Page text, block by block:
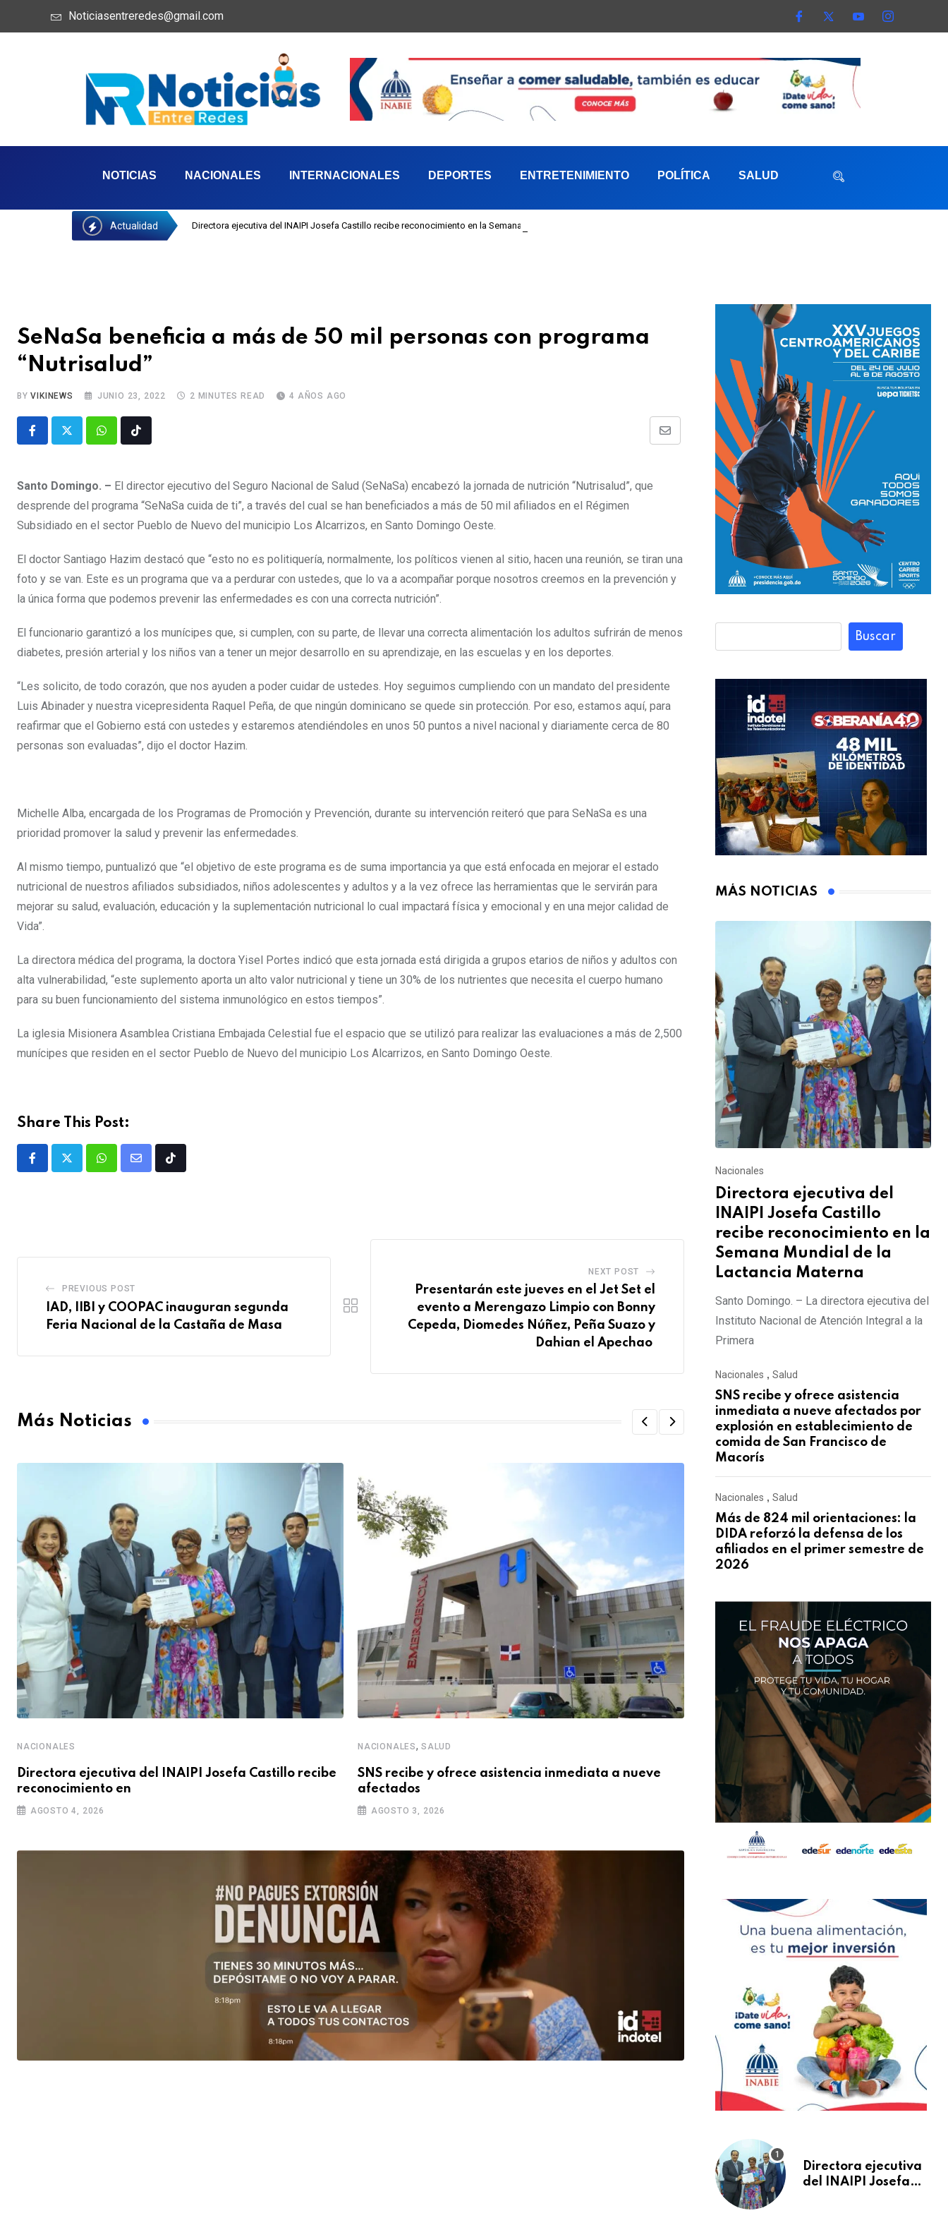
Noticiasentreredes@gmail.com
NOTICIAS NACIONALES INTERNACIONALES DEPORTES ENTRETENIMIENTO POLÍTICA SALUD
Actualidad Directora ejecutiva del INAIPI Josefa Castillo recibe reconocimiento en la Semana Mundial de la Lactancia Materna
SeNaSa beneficia a más de 50 mil personas con programa
“Nutrisalud”
BYVIKINEWS JUNIO 23, 2022 2 MINUTES READ 4 AÑOS AGO
Santo Domingo. – El director ejecutivo del Seguro Nacional de Salud (SeNaSa) encabezó la jornada de nutrición “Nutrisalud”, que
desprende del programa “SeNaSa cuida de ti”, a través del cual se han beneficiados a más de 50 mil afiliados en el Régimen
Subsidiado en el sector Pueblo de Nuevo del municipio Los Alcarrizos, en Santo Domingo Oeste.
El doctor Santiago Hazim destacó que “esto no es politiquería, normalmente, los políticos vienen al sitio, hacen una reunión, se tiran una
foto y se van. Este es un programa que va a perdurar con ustedes, que lo va a acompañar porque nosotros creemos en la prevención y
la única forma que podemos prevenir las enfermedades es con una correcta nutrición”.
El funcionario garantizó a los munícipes que, si cumplen, con su parte, de llevar una correcta alimentación los adultos sufrirán de menos
diabetes, presión arterial y los niños van a tener un mejor desarrollo en su aprendizaje, en las escuelas y en los deportes.
“Les solicito, de todo corazón, que nos ayuden a poder cuidar de ustedes. Hoy seguimos cumpliendo con un mandato del presidente
Luis Abinader y nuestra vicepresidenta Raquel Peña, de que ningún dominicano se quede sin protección. Por eso, estamos aquí, para
reafirmar que el Gobierno está con ustedes y estaremos atendiéndoles en unos 50 puntos a nivel nacional y diariamente cerca de 80
personas son evaluadas”, dijo el doctor Hazim.
Michelle Alba, encargada de los Programas de Promoción y Prevención, durante su intervención reiteró que para SeNaSa es una
prioridad promover la salud y prevenir las enfermedades.
Al mismo tiempo, puntualizó que “el objetivo de este programa es de suma importancia ya que está enfocada en mejorar el estado
nutricional de nuestros afiliados subsidiados, niños adolescentes y adultos y a la vez ofrece las herramientas que le servirán para
mejorar su salud, evaluación, educación y la suplementación nutricional lo cual impactará física y emocional y en una mejor calidad de
Vida”.
La directora médica del programa, la doctora Yisel Portes indicó que esta jornada está dirigida a grupos etarios de niños y adultos con
alta vulnerabilidad, “este suplemento aporta un alto valor nutricional y tiene un 30% de los nutrientes que necesita el cuerpo humano
para su buen funcionamiento del sistema inmunológico en estos tiempos”.
La iglesia Misionera Asamblea Cristiana Embajada Celestial fue el espacio que se utilizó para realizar las evaluaciones a más de 2,500
munícipes que residen en el sector Pueblo de Nuevo del municipio Los Alcarrizos, en Santo Domingo Oeste.
Share This Post:
PREVIOUS POST
IAD, IIBI y COOPAC inauguran segunda
Feria Nacional de la Castaña de Masa
NEXT POST
Presentarán este jueves en el Jet Set el
evento a Merengazo Limpio con Bonny
Cepeda, Diomedes Núñez, Peña Suazo y
Dahian el Apechao
Más Noticias
NACIONALES
Directora ejecutiva del INAIPI Josefa Castillo recibe
reconocimiento en
AGOSTO 4, 2026
NACIONALES, SALUD
SNS recibe y ofrece asistencia inmediata a nueve
afectados
AGOSTO 3, 2026
SALUD
Más de 824 mil orientaciones: la DIDA
AGOSTO 3, 2026
Buscar
MÁS NOTICIAS
Nacionales
Directora ejecutiva del
INAIPI Josefa Castillo
recibe reconocimiento en la
Semana Mundial de la
Lactancia Materna
Santo Domingo. – La directora ejecutiva del
Instituto Nacional de Atención Integral a la
Primera
Nacionales , Salud
SNS recibe y ofrece asistencia
inmediata a nueve afectados por
explosión en establecimiento de
comida de San Francisco de
Macorís
Nacionales , Salud
Más de 824 mil orientaciones: la
DIDA reforzó la defensa de los
afiliados en el primer semestre de
2026
Directora ejecutiva
del INAIPI Josefa